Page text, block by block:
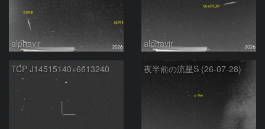
alphavir alphavir
TCP J14515140+6613240 夜半前の流星S (26-07-28)